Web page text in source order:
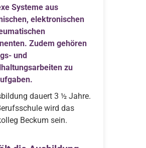
Systeme aus
elektronischen
Zudem gehören
und
zu
dauert 3 ½ Jahre.
wird das
Beckum sein.